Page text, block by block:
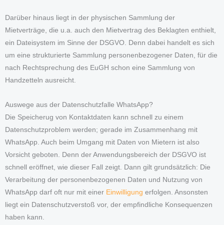
Darüber hinaus liegt in der physischen Sammlung der
Mietverträge, die u.a. auch den Mietvertrag des Beklagten enthielt,
ein Dateisystem im Sinne der DSGVO. Denn dabei handelt es sich
um eine strukturierte Sammlung personenbezogener Daten, für die
nach Rechtsprechung des EuGH schon eine Sammlung von
Handzetteln ausreicht.
Auswege aus der Datenschutzfalle WhatsApp?
Die Speicherug von Kontaktdaten kann schnell zu einem
Datenschutzproblem werden; gerade im Zusammenhang mit
WhatsApp. Auch beim Umgang mit Daten von Mietern ist also
Vorsicht geboten. Denn der Anwendungsbereich der DSGVO ist
schnell eröffnet, wie dieser Fall zeigt. Dann gilt grundsätzlich: Die
Verarbeitung der personenbezogenen Daten und Nutzung von
WhatsApp darf oft nur mit einer Einwilligung erfolgen. Ansonsten
liegt ein Datenschutzverstoß vor, der empfindliche Konsequenzen
haben kann.